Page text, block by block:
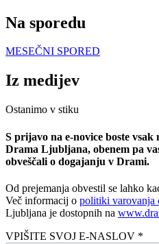
Na sporedu
MESEČNI SPORED
Iz medijev
Ostanimo v stiku
S prijavo na e-novice boste vsak
Drama Ljubljana, obenem pa
obveščali o dogajanju v Drami.
Od prejemanja obvestil se lahko
Več informacij o politiki varovanja
Ljubljana je dostopnih na
VPIŠITE SVOJ E-NASLOV *